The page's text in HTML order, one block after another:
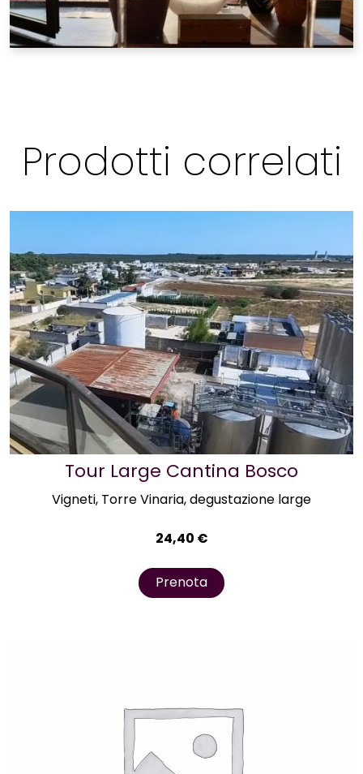
Prodotti correlati
Tour Large Cantina Bosco
Vigneti, Torre Vinaria, degustazione large
24,40 €
Prenota